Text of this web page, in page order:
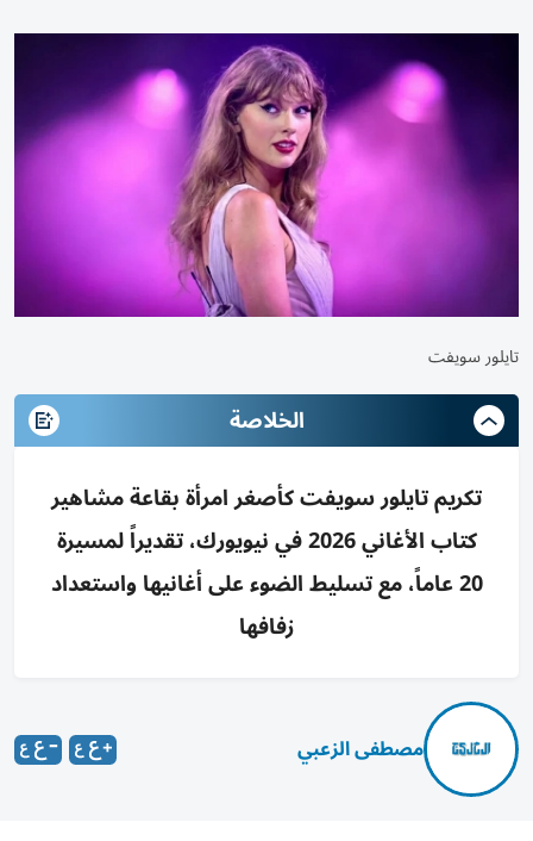
تايلور سويفت
الخلاصة
تكريم تايلور سويفت كأصغر امرأة بقاعة مشاهير
كتاب الأغاني 2026 في نيويورك، تقديراً لمسيرة
20 عاماً، مع تسليط الضوء على أغانيها واستعداد
زفافها
مصطفى الزعبي